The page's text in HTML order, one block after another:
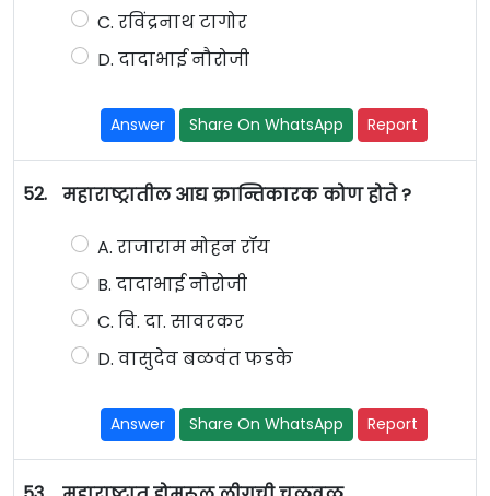
C. रविंद्रनाथ टागोर
D. दादाभाई नौरोजी
Answer Share On WhatsApp Report
52. महाराष्ट्रातील आद्य क्रान्तिकारक कोण होते ?
A. राजाराम मोहन रॉय
B. दादाभाई नौरोजी
C. वि. दा. सावरकर
D. वासुदेव बळवंत फडके
Answer Share On WhatsApp Report